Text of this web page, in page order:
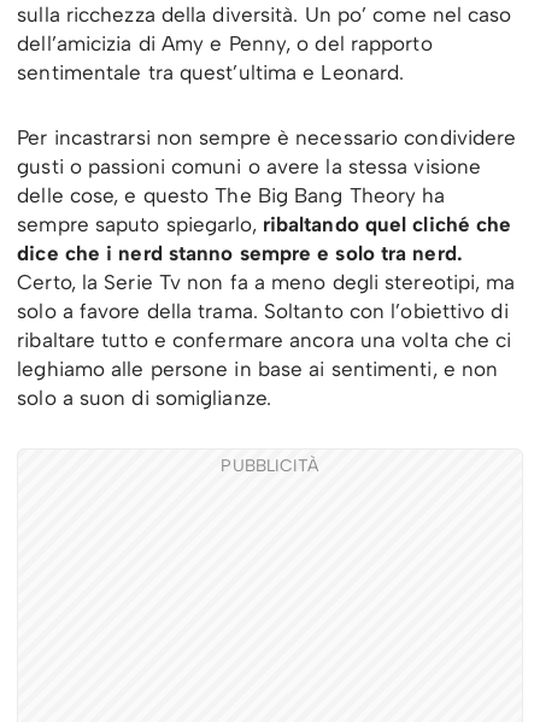
sulla ricchezza della diversità. Un po’ come nel caso
dell’amicizia di Amy e Penny, o del rapporto
sentimentale tra quest’ultima e Leonard.
Per incastrarsi non sempre è necessario condividere
gusti o passioni comuni o avere la stessa visione
delle cose, e questo The Big Bang Theory ha
sempre saputo spiegarlo, ribaltando quel cliché che
dice che i nerd stanno sempre e solo tra nerd.
Certo, la Serie Tv non fa a meno degli stereotipi, ma
solo a favore della trama. Soltanto con l’obiettivo di
ribaltare tutto e confermare ancora una volta che ci
leghiamo alle persone in base ai sentimenti, e non
solo a suon di somiglianze.
PUBBLICITÀ